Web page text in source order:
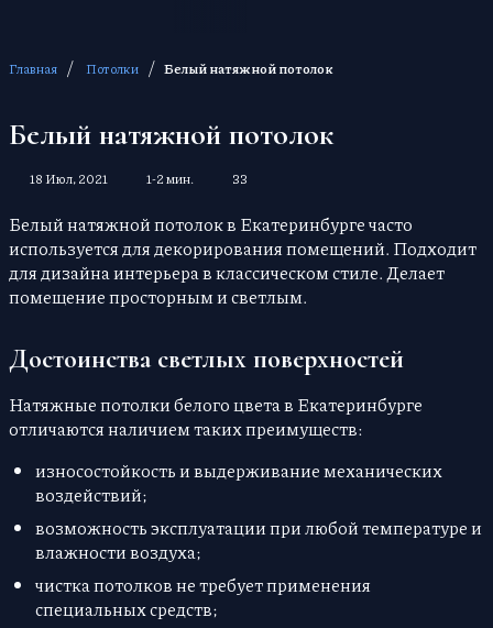
Главная / Потолки / Белый натяжной потолок
Белый натяжной потолок
18 Июл, 2021 1-2 мин. 33
Белый натяжной потолок в Екатеринбурге часто
используется для декорирования помещений. Подходит
для дизайна интерьера в классическом стиле. Делает
помещение просторным и светлым.
Достоинства светлых поверхностей
Натяжные потолки белого цвета в Екатеринбурге
отличаются наличием таких преимуществ:
износостойкость и выдерживание механических
воздействий;
возможность эксплуатации при любой температуре и
влажности воздуха;
чистка потолков не требует применения
специальных средств;